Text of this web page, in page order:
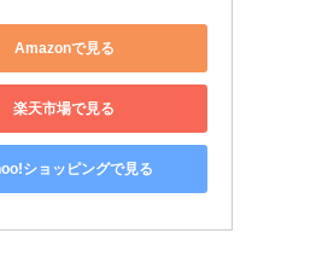
Amazonで見る
楽天市場で見る
ショッピングで見る